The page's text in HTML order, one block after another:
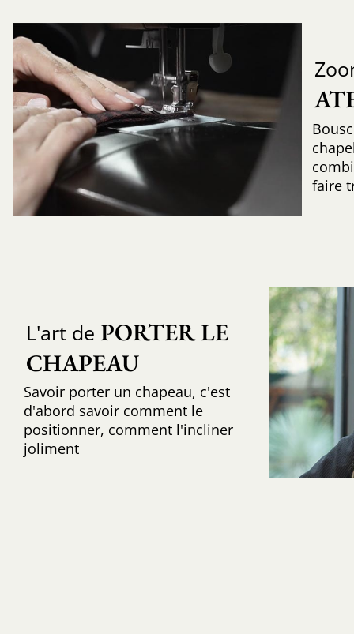
faire
L'art de PORTER LE
CHAPEAU
Savoir porter un chapeau, c'est
d'abord savoir comment le
positionner, comment l'incliner
joliment